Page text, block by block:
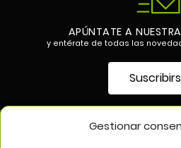
Gestionar
APÚNTATE A
y entérate de todas las